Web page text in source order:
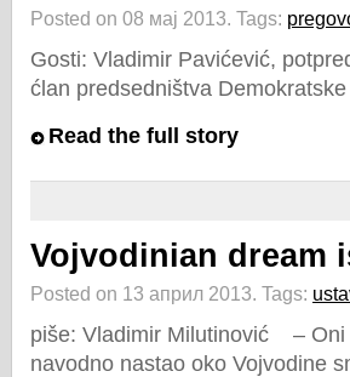
Posted on 08 мај 2013. Tags:
Gosti: Vladimir Pavićević,
ćlan predsedništva
Read the full story
Vojvodinian dream
Posted on 13 април 2013. Tags:
piše: Vladimir Milutinović – Oni
navodno nastao oko Vojvodine